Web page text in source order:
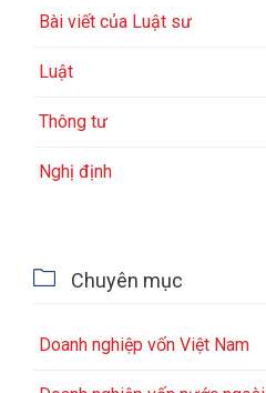
Bài viết của Luật sư
Luật
Thông tư
Nghị định
 Chuyên mục
Doanh nghiệp vốn Việt Nam